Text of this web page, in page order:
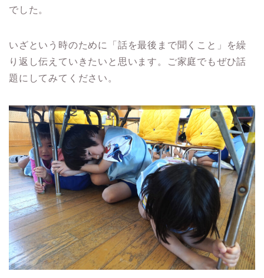
でした。
いざという時のために「話を最後まで聞くこと」を繰
り返し伝えていきたいと思います。ご家庭でもぜひ話
題にしてみてください。